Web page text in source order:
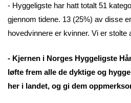
- Hyggeligste har hatt totalt 51
gjennom tidene. 13 (25%) av disse
hovedvinnere er kvinner. Vi er stolte
- Kjernen i Norges Hyggeligste
løfte frem alle de dyktige og
her i landet, og gi dem